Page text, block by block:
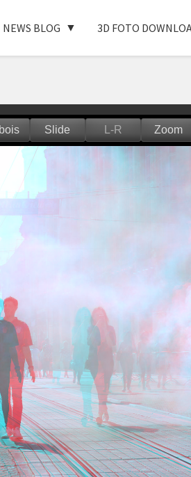
NEWS BLOG 3D FOTO